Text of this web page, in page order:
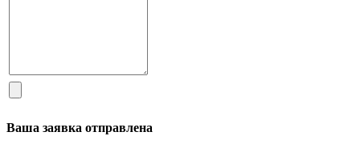
Ваша заявка отправлена